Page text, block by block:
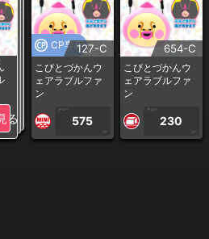
る
CP専用127-C
こびとづかんウ
ェアラブルファ
ン
1PLAY
575
CP
654-C
こびとづかんウ
ェアラブルファ
ン
1PLAY
230
CP